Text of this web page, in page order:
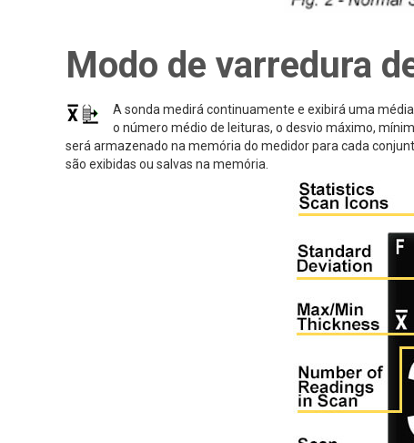
Modo de varredura
A sonda medirá continuamente e exibirá uma
o número médio de leituras, o desvio máximo,
será armazenado na memória do medidor para cada
são exibidas ou salvas na memória.